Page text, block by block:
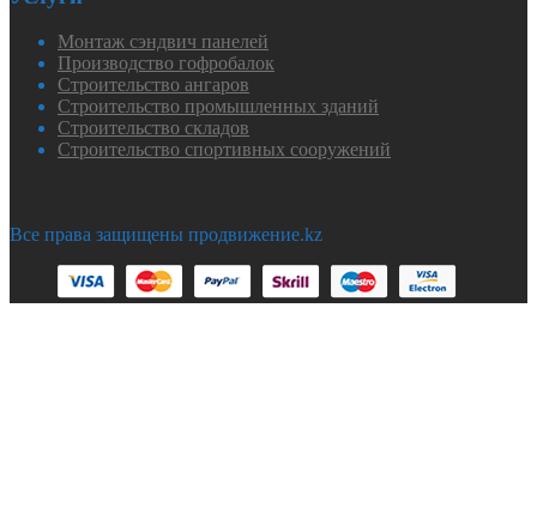
Монтаж сэндвич панелей
Производство гофробалок
Строительство ангаров
Строительство промышленных зданий
Строительство складов
Строительство спортивных сооружений
Все права защищены продвижение.kz